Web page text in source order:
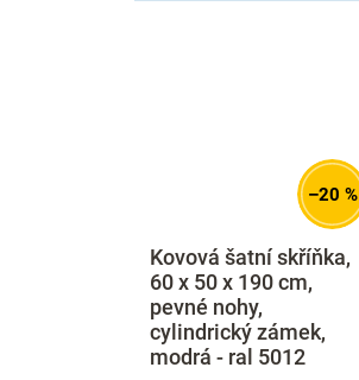
–20 %
Kovová šatní skříňka,
60 x 50 x 190 cm,
pevné nohy,
cylindrický zámek,
modrá - ral 5012